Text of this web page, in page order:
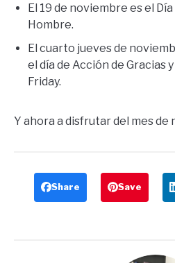
El 19 de noviembre es el
Hombre.
El cuarto jueves de
el día de Acción de Gracias
Friday.
Y ahora a disfrutar del mes de
Share Save